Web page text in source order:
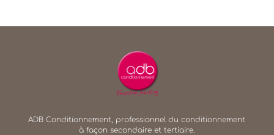
ADB Conditionnement, professionnel du conditionnement
à façon secondaire et tertiaire.